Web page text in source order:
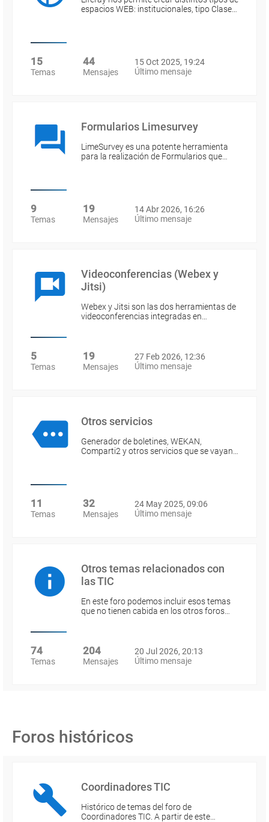
espacios WEB: institucionales, tipo Clase…
15
Temas
44
Mensajes
15 Oct 2025, 19:24
Último mensaje
Formularios Limesurvey
LimeSurvey es una potente herramienta
para la realización de Formularios que…
9
Temas
19
Mensajes
14 Abr 2026, 16:26
Último mensaje
Videoconferencias (Webex y
Jitsi)
Webex y Jitsi son las dos herramientas de
videoconferencias integradas en…
5
Temas
19
Mensajes
27 Feb 2026, 12:36
Último mensaje
Otros servicios
Generador de boletines, WEKAN,
Comparti2 y otros servicios que se vayan…
11
Temas
32
Mensajes
24 May 2025, 09:06
Último mensaje
Otros temas relacionados con
las TIC
En este foro podemos incluir esos temas
que no tienen cabida en los otros foros…
74
Temas
204
Mensajes
20 Jul 2026, 20:13
Último mensaje
Foros históricos
Coordinadores TIC
Histórico de temas del foro de
Coordinadores TIC. A partir de este…